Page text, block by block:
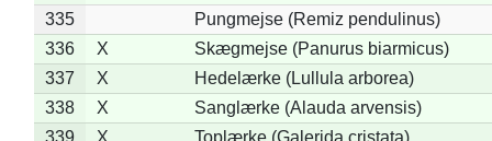
335
Pungmejse (Remiz pendulinus)
336
X
Skægmejse (Panurus biarmicus)
337
X
Hedelærke (Lullula arborea)
338
X
Sanglærke (Alauda arvensis)
339
X
Toplærke (Galerida cristata)